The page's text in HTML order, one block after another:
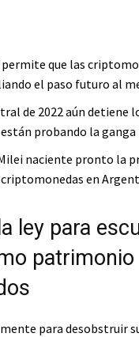
permite que las
el paso futuro al
de 2022 aún detiene
probando la ganga
naciente pronto la
en
ley para
patrimonio
para desobstruir